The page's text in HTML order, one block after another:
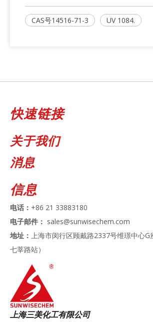
CAS号14516-71-3 UV 1084.
快速链接
关于我们
消息
信息
电话： +86 21 33883180
电子邮件： sales@sunwisechem.com
地址： 上海市闵行区顾戴路2337号维璟中心
七莘路站）
上海三美化工有限公司